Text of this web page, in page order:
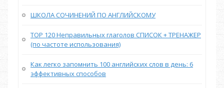
ШКОЛА СОЧИНЕНИЙ ПО АНГЛИЙСКОМУ
TOP 120 Неправильных глаголов СПИСОК + ТРЕНАЖЕР
(по частоте использования)
Как легко запомнить 100 английских слов в день: 6
эффективных способов